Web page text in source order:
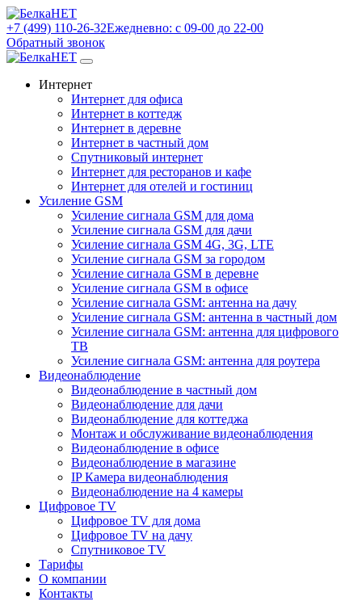
+7 (499) 110-26-32Ежедневно: с 09-00 до 22-00
Обратный звонок
Интернет
Интернет для офиса
Интернет в коттедж
Интернет в деревне
Интернет в частный дом
Спутниковый интернет
Интернет для ресторанов и кафе
Интернет для отелей и гостиниц
Усиление GSM
Усиление сигнала GSM для дома
Усиление сигнала GSM для дачи
Усиление сигнала GSM 4G, 3G, LTE
Усиление сигнала GSM за городом
Усиление сигнала GSM в деревне
Усиление сигнала GSM в офисе
Усиление сигнала GSM: антенна на дачу
Усиление сигнала GSM: антенна в частный дом
Усиление сигнала GSM: антенна для цифрового
ТВ
Усиление сигнала GSM: антенна для роутера
Видеонаблюдение
Видеонаблюдение в частный дом
Видеонаблюдение для дачи
Видеонаблюдение для коттеджа
Монтаж и обслуживание видеонаблюдения
Видеонаблюдение в офисе
Видеонаблюдение в магазине
IP Камера видеонаблюдения
Видеонаблюдение на 4 камеры
Цифровое TV
Цифровое TV для дома
Цифровое TV на дачу
Спутниковое TV
Тарифы
О компании
Контакты